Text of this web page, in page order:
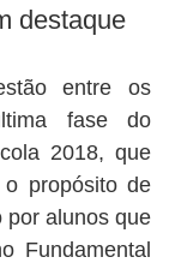
destaque
entre os
fase do
2018, que
propósito de
por alunos que
Fundamental